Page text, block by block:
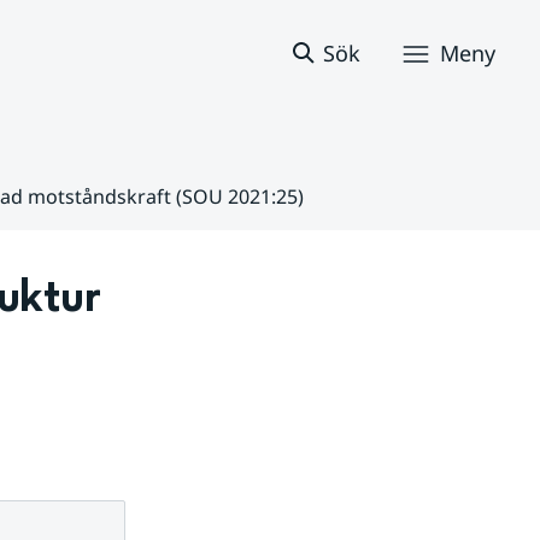
Sök Meny
motståndskraft (SOU 2021:25)